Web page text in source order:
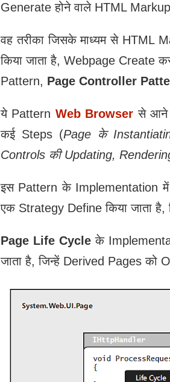
Generate होने वाले HTML
वह तरीका जिसके माध्‍यम से HTML
किया जाता है, Webpage Create
Pattern, Page Controller
ये Pattern Web Browser से आने
कई Steps (Page के
Controls की Updating,
इस Pattern के Implementation
एक Strategy Define किया जाता है,
Page Life Cycleके
जाता है, जिन्हें Derived Pages को